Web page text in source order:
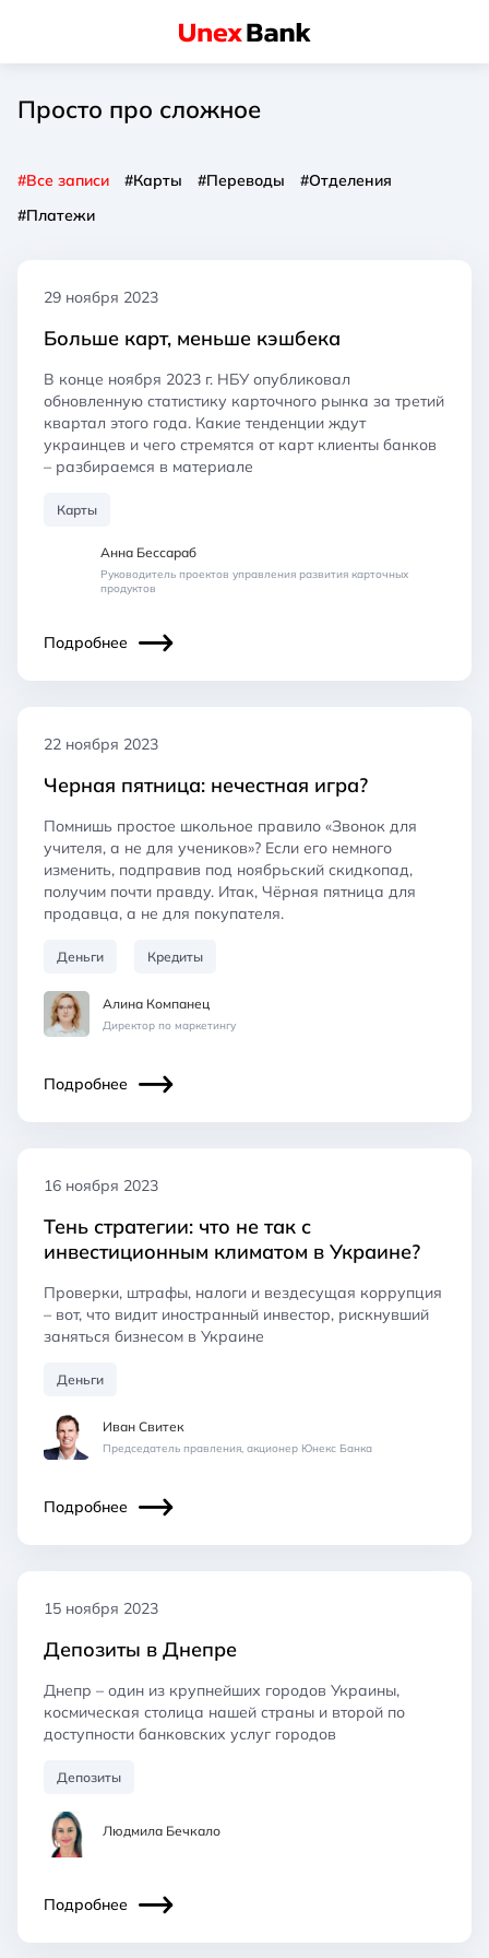
Просто про сложное
#Все записи #Карты #Переводы
#Отделения
#Платежи
29 ноября 2023
Больше карт, меньше кэшбека
В конце ноября 2023 г. НБУ опубликовал
обновленную статистику карточного рынка за третий
квартал этого года. Какие тенденции ждут
украинцев и чего стремятся от карт клиенты банков
– разбираемся в материале
Карты
Анна Бессараб
Руководитель проектов управления развития карточных
продуктов
Подробнее
22 ноября 2023
Черная пятница: нечестная игра?
Помнишь простое школьное правило «Звонок для
учителя, а не для учеников»? Если его немного
изменить, подправив под ноябрьский скидкопад,
получим почти правду. Итак, Чёрная пятница для
продавца, а не для покупателя.
Деньги Кредиты
Алина Компанец
Директор по маркетингу
Подробнее
16 ноября 2023
Тень стратегии: что не так с
инвестиционным климатом в Украине?
Проверки, штрафы, налоги и вездесущая коррупция
– вот, что видит иностранный инвестор, рискнувший
заняться бизнесом в Украине
Деньги
Иван Свитек
Председатель правления, акционер Юнекс Банка
Подробнее
15 ноября 2023
Депозиты в Днепре
Днепр – один из крупнейших городов Украины,
космическая столица нашей страны и второй по
доступности банковских услуг городов
Депозиты
Людмила Бечкало
Подробнее